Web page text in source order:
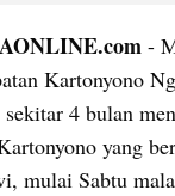
-
Kartonyono
4 bulan
yang
mulai Sabtu